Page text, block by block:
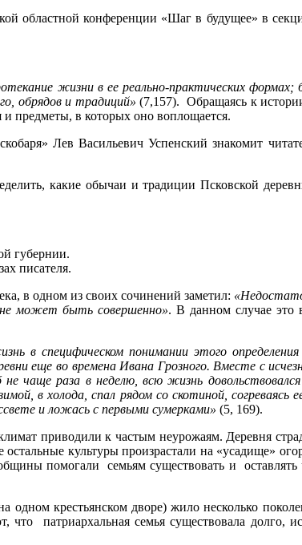
областной конференции «Шаг в будущее» в
жизни в ее реально-практических
обрядов и традиций» (7,157). Обращаясь к
предметы, в которых оно воплощается.
Лев Васильевич Успенский знакомит
какие обычаи и традиции Псковской
губернии.
писателя.
в одном из своих сочинений заметил:
не может быть совершенно». В данном случае это
в специфическом понимании этого
еще во времена Ивана Грозного. Вместе с
чаще раза в неделю, всю жизнь
в холода, спал рядом со скотиной, согреваясь
и ложась с первыми сумерками» (5, 169).
приводили к частым неурожаям. Деревня
остальные культуры произрастали на «усадище»
помогали семьям существовать и оставлять
крестьянском дворе) жило несколько
патриархальная семья существовала долго,